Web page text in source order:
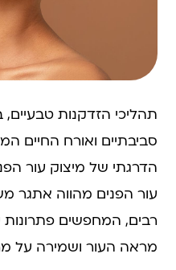
תהליכי הזדקנות טבעיים,
סביבתיים ואורח החיים
הדרגתי של מיצוק עור
עור הפנים מהווה אתגר
רבים, המחפשים פתרונות
מראה העור ושמירה על